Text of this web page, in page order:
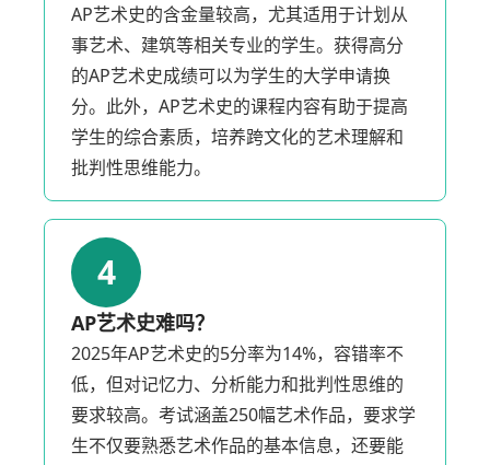
AP艺术史的含金量较高，尤其适用于计划从
事艺术、建筑等相关专业的学生。获得高分
的AP艺术史成绩可以为学生的大学申请换
分。此外，AP艺术史的课程内容有助于提高
学生的综合素质，培养跨文化的艺术理解和
批判性思维能力。
4
AP艺术史难吗？
2025年AP艺术史的5分率为14%，容错率不
低，但对记忆力、分析能力和批判性思维的
要求较高。考试涵盖250幅艺术作品，要求学
生不仅要熟悉艺术作品的基本信息，还要能